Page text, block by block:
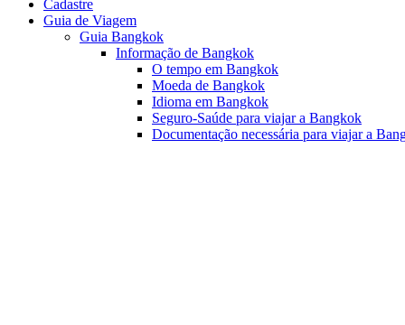
Cadastre
Guia de Viagem
Guia Bangkok
Informação de Bangkok
O tempo em Bangkok
Moeda de Bangkok
Idioma em Bangkok
Seguro-Saúde para viajar a Bangkok
Documentação necessária para viajar a